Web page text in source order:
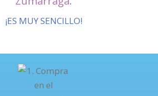
¡ES MUY SENCILLO!